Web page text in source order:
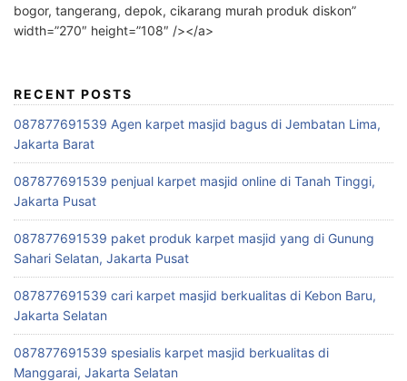
bogor, tangerang, depok, cikarang murah produk diskon”
width=”270″ height=”108″ /></a>
RECENT POSTS
087877691539 Agen karpet masjid bagus di Jembatan Lima,
Jakarta Barat
087877691539 penjual karpet masjid online di Tanah Tinggi,
Jakarta Pusat
087877691539 paket produk karpet masjid yang di Gunung
Sahari Selatan, Jakarta Pusat
087877691539 cari karpet masjid berkualitas di Kebon Baru,
Jakarta Selatan
087877691539 spesialis karpet masjid berkualitas di
Manggarai, Jakarta Selatan